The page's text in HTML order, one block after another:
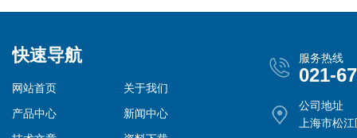
快速导航
网站首页
关于我们
产品中心
新闻中心
服务热线
021-
公司地址
上海市松